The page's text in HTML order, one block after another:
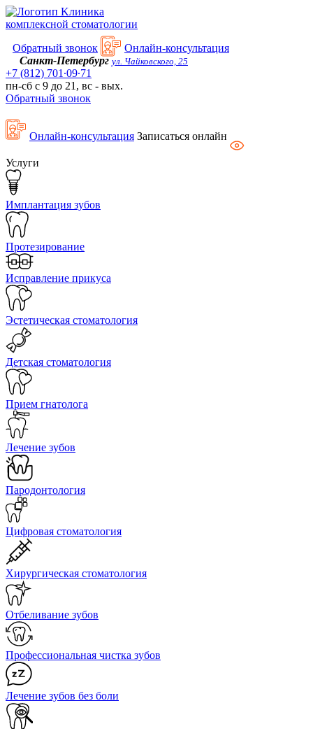
Kлиника
комплексной стоматологии
Обратный звонок
Онлайн-консультация
Санкт-Петербург ул. Чайковского, 25
+7 (812) 701∙09∙71
пн-сб с 9 до 21, вс - вых.
Обратный звонок
Онлайн-консультация Записаться онлайн
Услуги
Имплантация зубов
Протезирование
Исправление прикуса
Эстетическая стоматология
Детская стоматология
Прием гнатолога
Лечение зубов
Пародонтология
Цифровая стоматология
Хирургическая стоматология
Отбеливание зубов
Профессиональная чистка зубов
Лечение зубов без боли